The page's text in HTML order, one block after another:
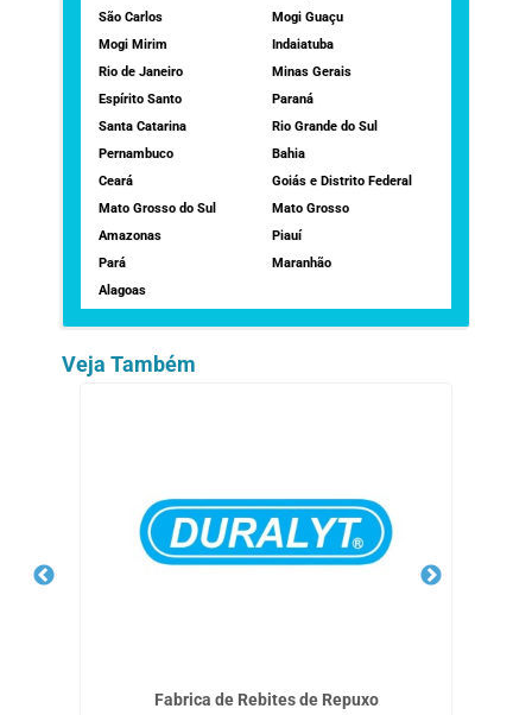
São Carlos
Mogi Guaçu
Mogi Mirim
Indaiatuba
Rio de Janeiro
Minas Gerais
Espírito Santo
Paraná
Santa Catarina
Rio Grande do Sul
Pernambuco
Bahia
Ceará
Goiás e Distrito Federal
Mato Grosso do Sul
Mato Grosso
Amazonas
Piauí
Pará
Maranhão
Alagoas
Veja Também
Fabrica de Rebites de Repuxo